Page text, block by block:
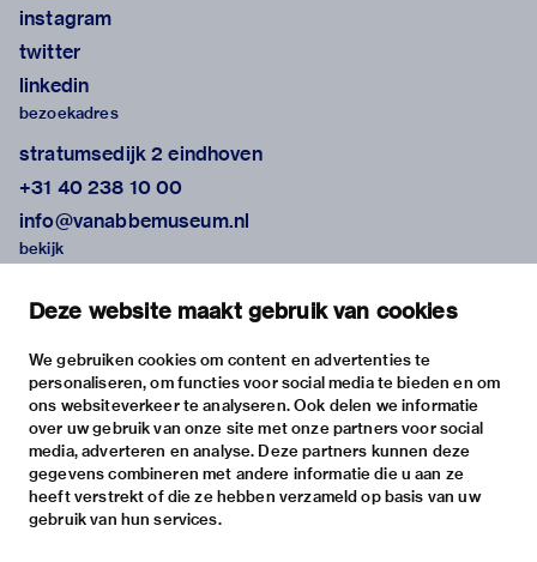
Deze website maakt gebruik van cookies
We gebruiken cookies om content en advertenties te
personaliseren, om functies voor social media te bieden en om
ons websiteverkeer te analyseren. Ook delen we informatie
over uw gebruik van onze site met onze partners voor social
media, adverteren en analyse. Deze partners kunnen deze
gegevens combineren met andere informatie die u aan ze
heeft verstrekt of die ze hebben verzameld op basis van uw
gebruik van hun services.
instagram
twitter
linkedin
bezoekadres
stratumsedijk 2 eindhoven
+31 40 238 10 00
info@vanabbemuseum.nl
bekijk
activiteiten
praktische informatie
over
het museum
de collectie
fondsen & partners